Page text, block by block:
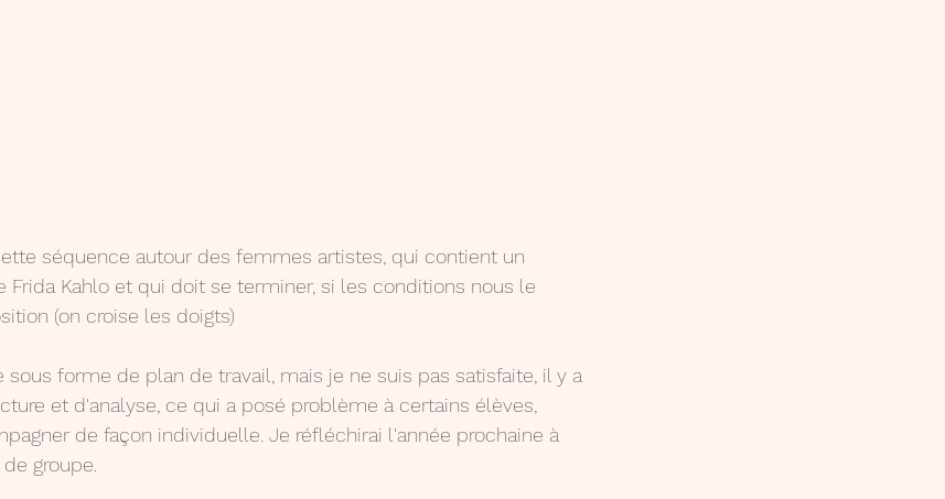
séquence autour des femmes artistes, qui contient un
Frida Kahlo et qui doit se terminer, si les conditions nous le
(on croise les doigts)
forme de plan de travail, mais je ne suis pas satisfaite, il y a
et d'analyse, ce qui a posé problème à certains élèves,
de façon individuelle. Je réfléchirai l'année prochaine à
groupe.